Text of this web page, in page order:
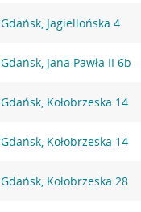
Gdańsk, Jagiellońska 4
Gdańsk, Jana Pawła II 6b
Gdańsk, Kołobrzeska 14
Gdańsk, Kołobrzeska 14
Gdańsk, Kołobrzeska 28